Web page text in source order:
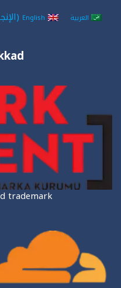
العربية English
(
trademark